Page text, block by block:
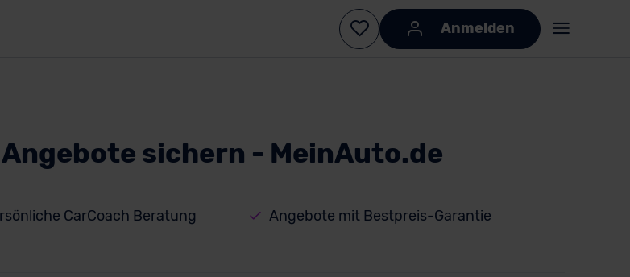
Anmelden
sichern - MeinAuto.de
CarCoach Beratung Angebote mit Bestpreis-Garantie